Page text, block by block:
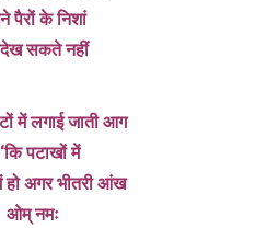
पैरों के निशां
सकते नहीं
में लगाई जाती आग
पटाखों में
हो अगर भीतरी आंख
ओम् नमः